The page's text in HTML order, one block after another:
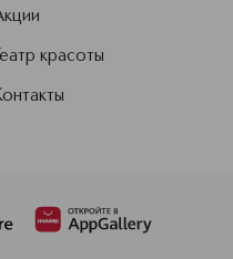
Театр красоты